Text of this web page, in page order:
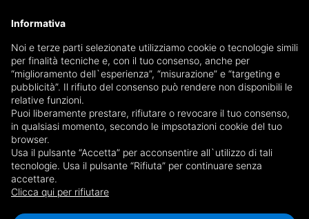
Informativa
Noi e terze parti selezionate utilizziamo cookie o tecnologie simili
per finalità tecniche e, con il tuo consenso, anche per
“miglioramento dell`esperienza”, “misurazione” e “targeting e
pubblicità”. Il rifiuto del consenso può rendere non disponibili le
relative funzioni.
Puoi liberamente prestare, rifiutare o revocare il tuo consenso,
in qualsiasi momento, secondo le impsotazioni cookie del tuo
browser.
Usa il pulsante “Accetta” per acconsentire all`utilizzo di tali
tecnologie. Usa il pulsante “Rifiuta” per continuare senza
accettare.
Clicca qui per rifiutare